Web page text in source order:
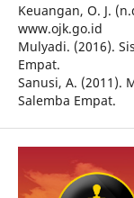
Keuangan, O. J.
www.ojk.go.id
Mulyadi. (2016).
Empat.
Sanusi, A. (2011).
Salemba Empat.